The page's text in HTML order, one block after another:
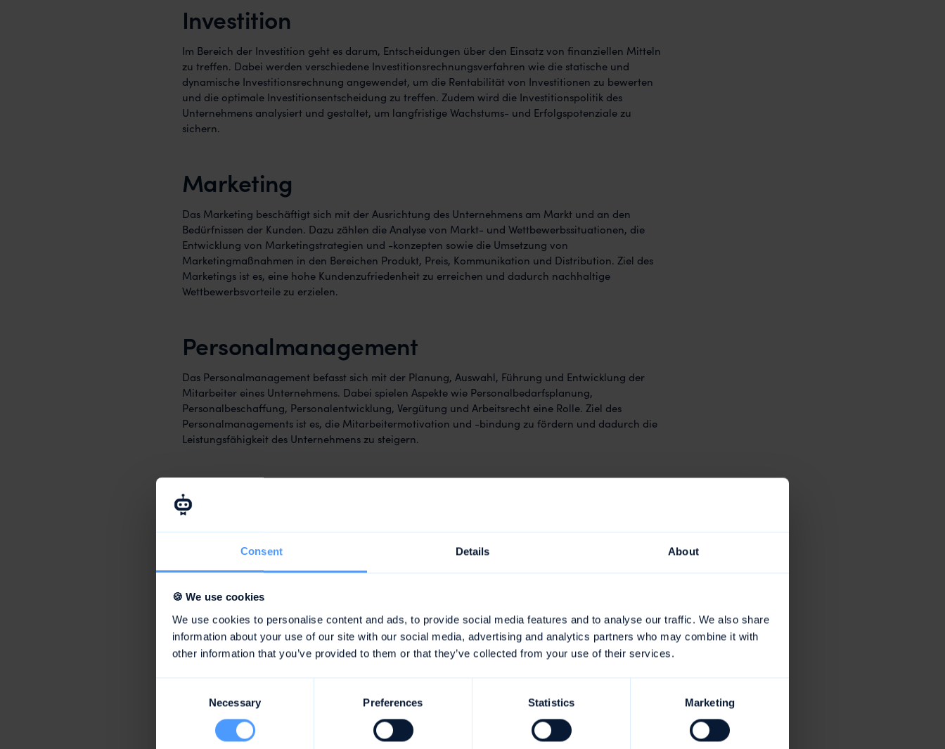
Consent Details About
🍪 We use cookies
We use cookies to personalise content and ads, to provide social media features and to analyse our traffic. We also share
information about your use of our site with our social media, advertising and analytics partners who may combine it with
other information that you’ve provided to them or that they’ve collected from your use of their services.
Necessary Preferences Statistics Marketing
Investition
Im Bereich der Investition geht es darum, Entscheidungen über den Einsatz von finanziellen Mitteln
zu treffen. Dabei werden verschiedene Investitionsrechnungsverfahren wie die statische und
dynamische Investitionsrechnung angewendet, um die Rentabilität von Investitionen zu bewerten
und die optimale Investitionsentscheidung zu treffen. Zudem wird die Investitionspolitik des
Unternehmens analysiert und gestaltet, um langfristige Wachstums- und Erfolgspotenziale zu
sichern.
Marketing
Das Marketing beschäftigt sich mit der Ausrichtung des Unternehmens am Markt und an den
Bedürfnissen der Kunden. Dazu zählen die Analyse von Markt- und Wettbewerbssituationen, die
Entwicklung von Marketingstrategien und -konzepten sowie die Umsetzung von
Marketingmaßnahmen in den Bereichen Produkt, Preis, Kommunikation und Distribution. Ziel des
Marketings ist es, eine hohe Kundenzufriedenheit zu erreichen und dadurch nachhaltige
Wettbewerbsvorteile zu erzielen.
Personalmanagement
Das Personalmanagement befasst sich mit der Planung, Auswahl, Führung und Entwicklung der
Mitarbeiter eines Unternehmens. Dabei spielen Aspekte wie Personalbedarfsplanung,
Personalbeschaffung, Personalentwicklung, Vergütung und Arbeitsrecht eine Rolle. Ziel des
Personalmanagements ist es, die Mitarbeitermotivation und -bindung zu fördern und dadurch die
Leistungsfähigkeit des Unternehmens zu steigern.
Controlling
Abweichungsanalysen eingesetzt. Ziel des Controllings ist es, die Unternehmensziele zu erreichen,
die Wirtschaftlichkeit zu sichern und die Entscheidungsgrundlagen für das Management zu
Rechnungswesen
Finanzbuchhaltung, Kostenrechnung und Leistungsrechnung. Die Finanzbuchhaltung dient der
Dokumentation und Überwachung der Geschäftsvorfälle, die Kostenrechnung der Ermittlung von
Kostenstrukturen und Kalkulationsgrundlagen und die Leistungsrechnung der Analyse von